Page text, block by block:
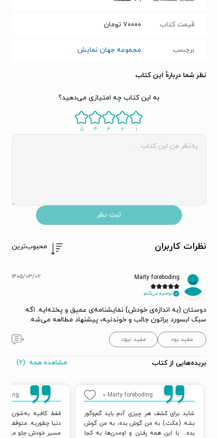
قیمت کتاب ۷۰۰۰۰ تومان
برچسب مجموعه جهان نمایش
نظر شما دربارهٔ این کتاب
به این کتاب چه امتیازی می‌دهید؟
۱ ۲ ۳ ۴ ۵
ثبت نظر
نظرات کاربران محبوب‌ترین
Marty foreboding
توصیه می‌کنم.
۱۴۰۵/۰۳/۰۲
دوستان (به اندازه‌ی خودش) نمایشنامه‌ی عمیق و پخته‌ایه. اگه
سبک ابسورد براتون جالب و خوندنیه، پیشنهاد مطالعه می‌شه.
مفید بود مفید نبود ۰
بریده‌هایی از کتاب مشاهده همه (۲)
Marty foreboding ۰
شاید برای کشف هر چیزی آدم باید گم‌وگور
بشه. (مکث.) به من گوش بده، به من گوش
بده... با این همه رفتن و اومدن‌ها به کجا
فقط کافیه به‌شون
دنیا چطوریه. متوقف
مسیر خودش جلو می‌ره.